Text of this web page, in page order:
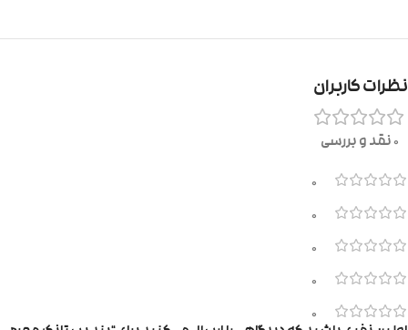
نظرات کاربران
0 نقد و بررسی
0
0
0
0
0